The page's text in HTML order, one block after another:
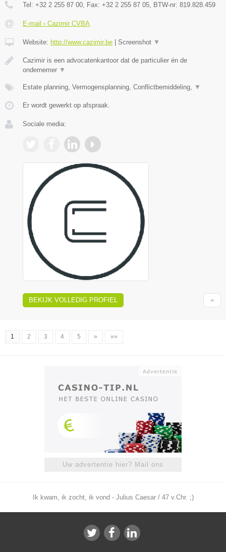
Tel: +32 2 255 87 00 , Fax: +32 2 255 87 05 , BTW-nr: 819.828.459
E-mail › Cazimir CVBA
Website: http://www.cazimir.be | Screenshot ▼
Cazimir is een advocatenkantoor dat de particulier én de
ondernemer ▼
Estate planning, Vermogensplanning, Conflictbemiddeling, ▼
Er wordt gewerkt op afspraak.
Sociale media:
BEKIJK VOLLEDIG PROFIEL
1 2 3 4 5 » »»
Uw advertentie hier? Mail ons
Ik kwam, ik zocht, ik vond - Julius Caesar / 47 v.Chr. ;)